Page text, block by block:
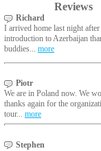
Reviews
Richard
I arrived home last night
introduction to Azerbaijan
buddies... more
Piotr
We are in Poland now. We
thanks again for the
tour... more
Stephen